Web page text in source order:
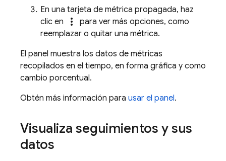
En una tarjeta de métrica propagada, haz
clic en
more_vert
para ver más opciones, como
reemplazar o quitar una métrica.
El panel muestra los datos de métricas
recopilados en el tiempo, en forma gráfica y como
cambio porcentual.
Obtén más información para usar el panel.
Visualiza seguimientos y sus
datos